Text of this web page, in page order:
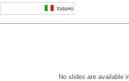
Italiano
No slides are available